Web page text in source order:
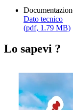
Dato tecnico
(pdf, 1.79 MB)
Lo sapevi ?